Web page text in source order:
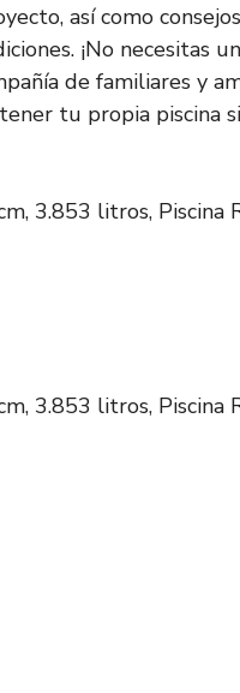
así como
¡No necesitas
de familiares y
tu propia piscina
3.853 litros, Piscina
3.853 litros, Piscina